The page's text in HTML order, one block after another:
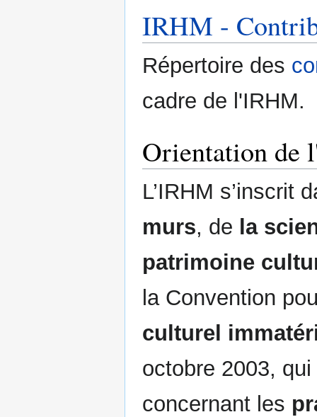
IRHM -
Répertoire des
cadre de l'IRHM.
Orientation de
L’IRHM s’inscrit
murs, de la
patrimoine
la Convention
culturel
octobre 2003,
concernant les